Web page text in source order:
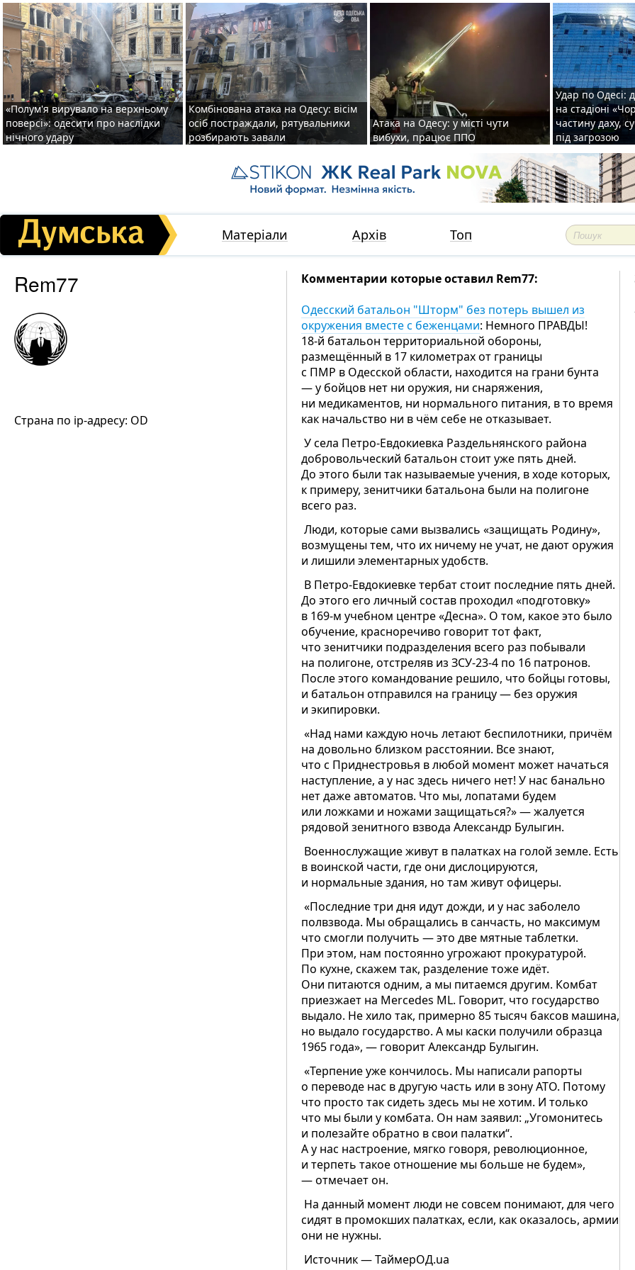
«Полум'я вирувало на верхньому
поверсі»: одесити про наслідки
нічного удару
Комбінована атака на Одесу: вісім
осіб постраждали, рятувальники
розбирають завали
Атака на Одесу: у місті чути
вибухи, працює ППО
Удар по Одесі:
на стадіоні
частину даху,
під загрозою
Матеріали Архів Топ
Rem77
Страна по ip-адресу: OD
Комментарии которые оставил Rem77:
Одесский батальон "Шторм" без потерь вышел из
окружения вместе с беженцами: Немного ПРАВДЫ!
18-й батальон территориальной обороны,
размещённый в 17 километрах от границы
с ПМР в Одесской области, находится на грани бунта
— у бойцов нет ни оружия, ни снаряжения,
ни медикаментов, ни нормального питания, в то время
как начальство ни в чём себе не отказывает.
У села Петро-Евдокиевка Раздельнянского района
добровольческий батальон стоит уже пять дней.
До этого были так называемые учения, в ходе которых,
к примеру, зенитчики батальона были на полигоне
всего раз.
Люди, которые сами вызвались «защищать Родину»,
возмущены тем, что их ничему не учат, не дают оружия
и лишили элементарных удобств.
В Петро-Евдокиевке тербат стоит последние пять дней.
До этого его личный состав проходил «подготовку»
в 169-м учебном центре «Десна». О том, какое это было
обучение, красноречиво говорит тот факт,
что зенитчики подразделения всего раз побывали
на полигоне, отстреляв из ЗСУ-23-4 по 16 патронов.
После этого командование решило, что бойцы готовы,
и батальон отправился на границу — без оружия
и экипировки.
«Над нами каждую ночь летают беспилотники, причём
на довольно близком расстоянии. Все знают,
что с Приднестровья в любой момент может начаться
наступление, а у нас здесь ничего нет! У нас банально
нет даже автоматов. Что мы, лопатами будем
или ложками и ножами защищаться?» — жалуется
рядовой зенитного взвода Александр Булыгин.
Военнослужащие живут в палатках на голой земле. Есть
в воинской части, где они дислоцируются,
и нормальные здания, но там живут офицеры.
«Последние три дня идут дожди, и у нас заболело
полвзвода. Мы обращались в санчасть, но максимум
что смогли получить — это две мятные таблетки.
При этом, нам постоянно угрожают прокуратурой.
По кухне, скажем так, разделение тоже идёт.
Они питаются одним, а мы питаемся другим. Комбат
приезжает на Mercedes ML. Говорит, что государство
выдало. Не хило так, примерно 85 тысяч баксов машина,
но выдало государство. А мы каски получили образца
1965 года», — говорит Александр Булыгин.
«Терпение уже кончилось. Мы написали рапорты
о переводе нас в другую часть или в зону АТО. Потому
что просто так сидеть здесь мы не хотим. И только
что мы были у комбата. Он нам заявил: „Угомонитесь
и полезайте обратно в свои палатки“.
А у нас настроение, мягко говоря, революционное,
и терпеть такое отношение мы больше не будем»,
— отмечает он.
На данный момент люди не совсем понимают, для чего
сидят в промокших палатках, если, как оказалось, армии
они не нужны.
Источник — ТаймерОД.ua